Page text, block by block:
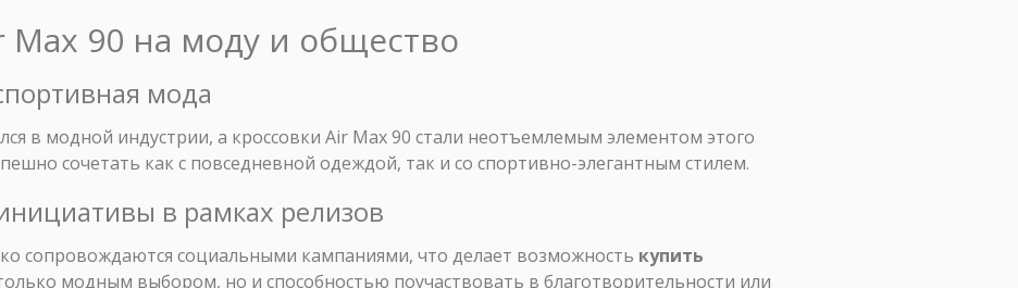
90 на моду и общество
мода
в модной индустрии, а кроссовки Air Max 90 стали неотъемлемым элементом этого
сочетать как с повседневной одеждой, так и со спортивно-элегантным стилем.
в рамках релизов
сопровождаются социальными кампаниями, что делает возможность купить
модным выбором, но и способностью поучаствовать в благотворительности или